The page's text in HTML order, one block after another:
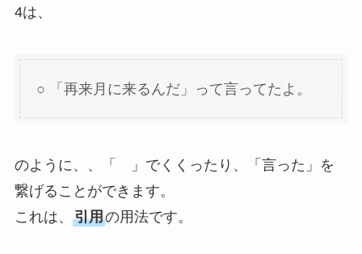
4は、
○ 「再来月に来るんだ」って言ってたよ。
のように、、「 」でくくったり、「言った」を
繋げることができます。
これは、 引用の用法です。